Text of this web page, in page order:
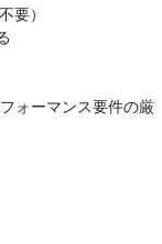
要）
ォーマンス要件の厳